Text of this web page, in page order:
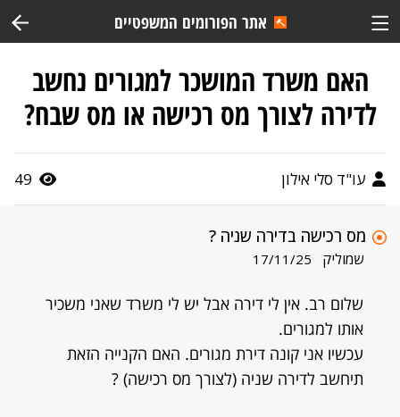
אתר הפורומים המשפטיים
האם משרד המושכר למגורים נחשב
לדירה לצורך מס רכישה או מס שבח?
עו"ד סלי אילון 49
מס רכישה בדירה שניה ?
שמוליק 17/11/25
שלום רב. אין לי דירה אבל יש לי משרד שאני משכיר
אותו למגורים.
עכשיו אני קונה דירת מגורים. האם הקנייה הזאת
תיחשב לדירה שניה (לצורך מס רכישה) ?